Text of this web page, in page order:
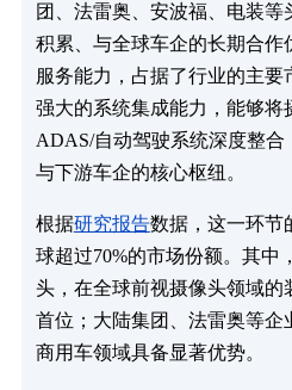
团、法雷奥、安波福、电装
积累、与全球车企的长期合作
服务能力，占据了行业的主
强大的系统集成能力，能够将
ADAS/自动驾驶系统深度整
与下游车企的核心枢纽。
根据研究报告数据，这一环节
球超过70%的市场份额。其中
头，在全球前视摄像头领域的
首位；大陆集团、法雷奥等企
商用车领域具备显著优势​。